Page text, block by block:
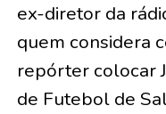
ex-diretor da
quem considera
repórter colocar
de Futebol de